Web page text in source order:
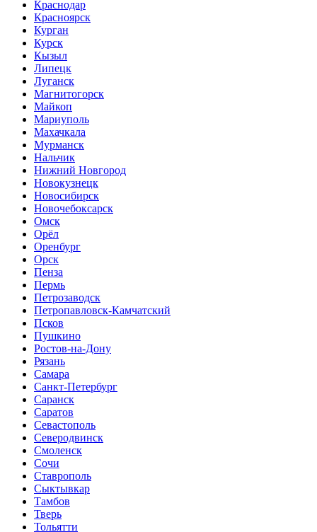
Краснодар
Красноярск
Курган
Курск
Кызыл
Липецк
Луганск
Магнитогорск
Майкоп
Мариуполь
Махачкала
Мурманск
Нальчик
Нижний Новгород
Новокузнецк
Новосибирск
Новочебоксарск
Омск
Орёл
Оренбург
Орск
Пенза
Пермь
Петрозаводск
Петропавловск-Камчатский
Псков
Пушкино
Ростов-на-Дону
Рязань
Самара
Санкт-Петербург
Саранск
Саратов
Севастополь
Северодвинск
Смоленск
Сочи
Ставрополь
Сыктывкар
Тамбов
Тверь
Тольятти